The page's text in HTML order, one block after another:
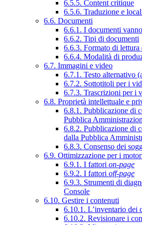
6.5.5. Content critique
6.5.6. Traduzione e
6.6. Documenti
6.6.1. I documenti
6.6.2. Tipi di documenti
6.6.3. Formato di
6.6.4. Modalità di
6.7. Immagini e video
6.7.1. Testo alternativo
6.7.2. Sottotitoli per i
6.7.3. Trascrizioni per i
6.8. Proprietà intellettuale e
6.8.1. Pubblicazione di
Pubblica
6.8.2. Pubblicazione di
dalla Pubblica
6.8.3. Consenso dei
6.9. Ottimizzazione per i
6.9.1. I fattori on-page
6.9.2. I fattori off-page
6.9.3. Strumenti di
Console
6.10. Gestire i contenuti
6.10.1. L’inventario dei
6.10.2. Revisionare i